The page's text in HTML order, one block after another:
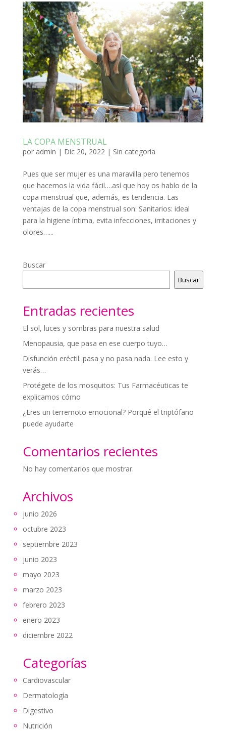
LA COPA MENSTRUAL
por admin | Dic 20, 2022| Sin categoría
Pues que ser mujer es una maravilla pero tenemos
que hacernos la vida fácil….así que hoy os hablo de la
copa menstrual que, además, es tendencia. Las
ventajas de la copa menstrual son: Sanitarios: ideal
para la higiene íntima, evita infecciones, irritaciones y
olores…...
Buscar
Buscar
Entradas recientes
El sol, luces y sombras para nuestra salud
Menopausia, que pasa en ese cuerpo tuyo…
Disfunción eréctil: pasa y no pasa nada. Lee esto y
verás…
Protégete de los mosquitos: Tus Farmacéuticas te
explicamos cómo
¿Eres un terremoto emocional? Porqué el triptófano
puede ayudarte
Comentarios recientes
No hay comentarios que mostrar.
Archivos
junio 2026
octubre 2023
septiembre 2023
junio 2023
mayo 2023
marzo 2023
febrero 2023
enero 2023
diciembre 2022
Categorías
Cardiovascular
Dermatología
Digestivo
Nutrición